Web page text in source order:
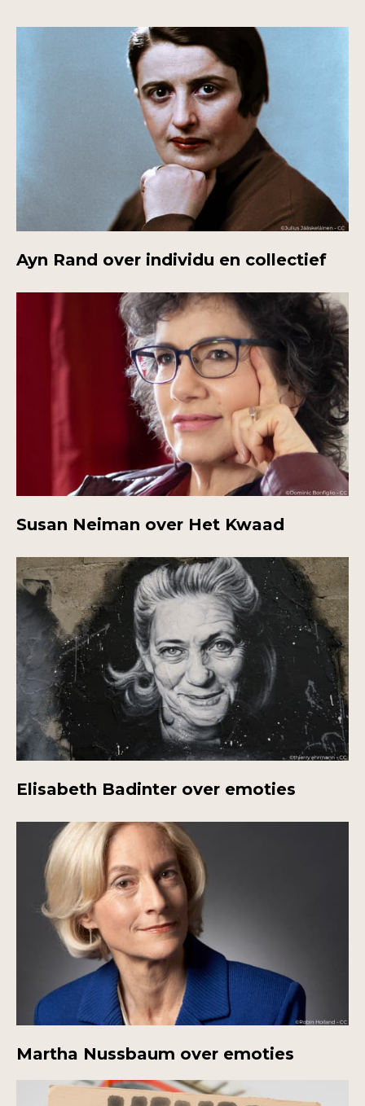
Ayn Rand over individu en collectief
Susan Neiman over Het Kwaad
Elisabeth Badinter over emoties
Martha Nussbaum over emoties